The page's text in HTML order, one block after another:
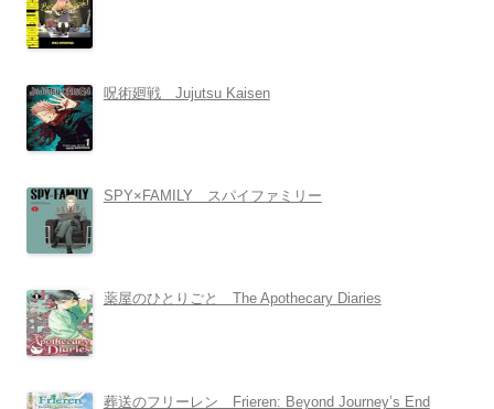
呪術廻戦 Jujutsu Kaisen
SPY×FAMILY スパイファミリー
薬屋のひとりごと The Apothecary Diaries
葬送のフリーレン Frieren: Beyond Journey’s End